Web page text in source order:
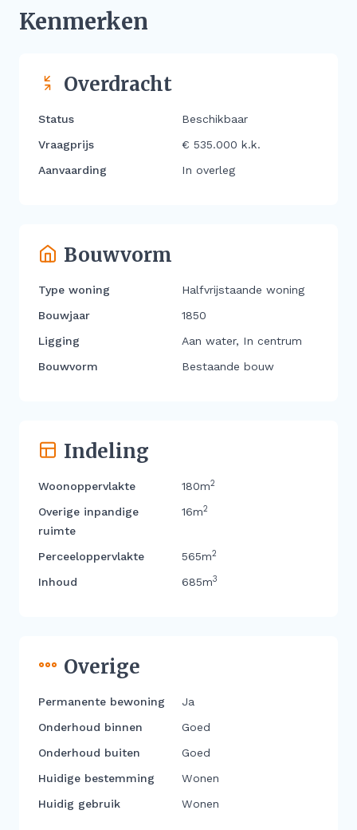
Kenmerken
Overdracht
Status
Beschikbaar
Vraagprijs
€ 535.000 k.k.
Aanvaarding
In overleg
Bouwvorm
Type woning
Halfvrijstaande woning
Bouwjaar
1850
Ligging
Aan water, In centrum
Bouwvorm
Bestaande bouw
Indeling
Woonoppervlakte 180m2
Overige inpandige
ruimte
16m2
Perceeloppervlakte 565m2
Inhoud 685m3
Overige
Permanente bewoning
Ja
Onderhoud binnen
Goed
Onderhoud buiten
Goed
Huidige bestemming
Wonen
Huidig gebruik
Wonen